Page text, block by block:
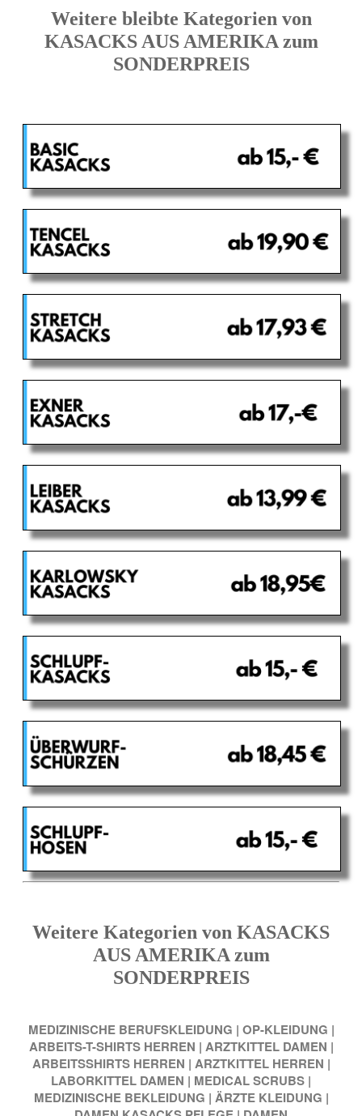
Weitere bleibte Kategorien von
KASACKS AUS AMERIKA zum
SONDERPREIS
Weitere Kategorien von KASACKS
AUS AMERIKA zum
SONDERPREIS
MEDIZINISCHE BERUFSKLEIDUNG | OP-KLEIDUNG |
ARBEITS-T-SHIRTS HERREN | ARZTKITTEL DAMEN |
ARBEITSSHIRTS HERREN | ARZTKITTEL HERREN |
LABORKITTEL DAMEN | MEDICAL SCRUBS |
MEDIZINISCHE BEKLEIDUNG | ÄRZTE KLEIDUNG |